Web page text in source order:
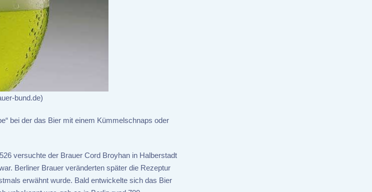
bund.de)
bei der das Bier mit einem Kümmelschnaps oder
versuchte der Brauer Cord Broyhan in Halberstadt
Berliner Brauer veränderten später die Rezeptur
erwähnt wurde. Bald entwickelte sich das Bier